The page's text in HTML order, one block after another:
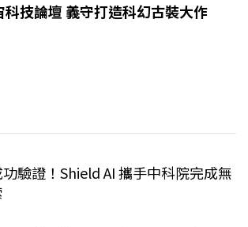
科技論壇 義守打造科幻古裝大作
驗證！Shield AI 攜手中科院完成無